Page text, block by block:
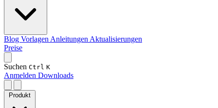
Blog Vorlagen Anleitungen Aktualisierungen
Preise
Suchen Ctrl K
Anmelden Downloads